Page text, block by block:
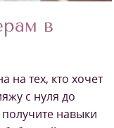
в
на тех, кто хочет
с нуля до
навыки